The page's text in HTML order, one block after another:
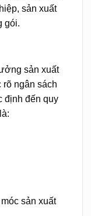
sản xuất
gói.
sản xuất
ngân sách
định đến quy
sản xuất